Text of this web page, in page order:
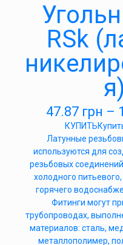
RSk
я)
47.87 грн –
КУПИТЬ
Латунные
используются для
резьбовых
холодного
горячего
Фитинги могут
трубопроводах,
материалов: сталь,
металлополимер,